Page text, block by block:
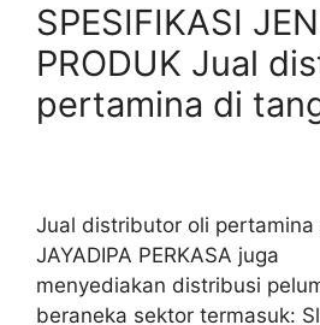
SPESIFIKASI
PRODUK Jual
pertamina di
Jual distributor oli
JAYADIPA PERKASA juga
menyediakan distribusi
beraneka sektor termasuk: